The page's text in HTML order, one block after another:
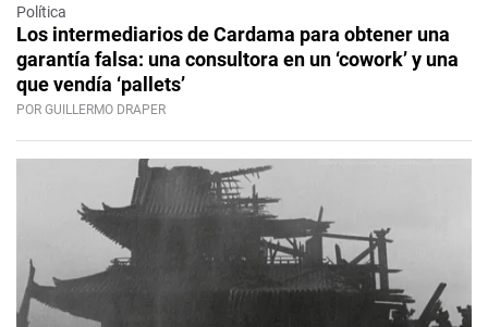
Política
Los intermediarios de Cardama para obtener una
garantía falsa: una consultora en un ‘cowork’ y una
que vendía ‘pallets’
POR GUILLERMO DRAPER